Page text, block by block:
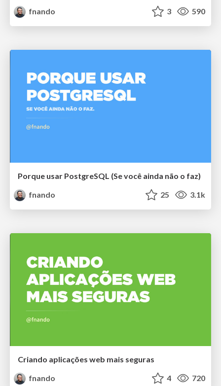
fnando
3 590
Porque usar PostgreSQL (Se você ainda não o faz)
fnando
25 3.1k
Criando aplicações web mais seguras
fnando
4 720